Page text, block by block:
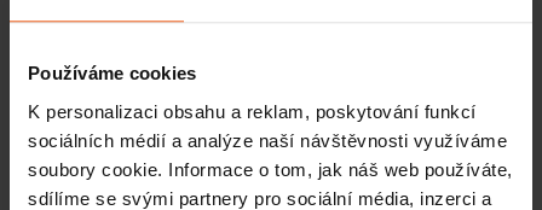
Používáme cookies
K personalizaci obsahu a reklam, poskytování funkcí
sociálních médií a analýze naší návštěvnosti využíváme
soubory cookie. Informace o tom, jak náš web používáte,
sdílíme se svými partnery pro sociální média, inzerci a
Související produkty
Baseline Dvoubodový esteziometr
SKLADEM
1430 Kč Více